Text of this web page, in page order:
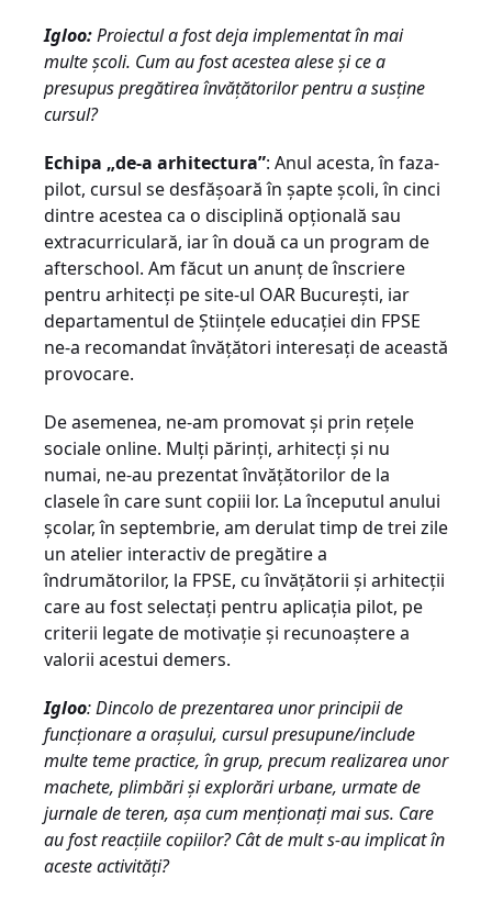
Igloo:Proiectul a fost deja implementat în mai
multe şcoli. Cum au fost acestea alese şi ce a
presupus pregătirea învăţătorilor pentru a susţine
cursul?
Echipa „de-a arhitectura”: Anul acesta, în faza-
pilot, cursul se desfăşoară în şapte şcoli, în cinci
dintre acestea ca o disciplină opţională sau
extracurriculară, iar în două ca un program de
afterschool. Am făcut un anunţ de înscriere
pentru arhitecţi pe site-ul OAR Bucureşti, iar
departamentul de Ştiinţele educaţiei din FPSE
ne-a recomandat învăţători interesaţi de această
provocare.
De asemenea, ne-am promovat şi prin reţele
sociale online. Mulţi părinţi, arhitecţi şi nu
numai, ne-au prezentat învăţătorilor de la
clasele în care sunt copiii lor. La începutul anului
şcolar, în septembrie, am derulat timp de trei zile
un atelier interactiv de pregătire a
îndrumătorilor, la FPSE, cu învăţătorii şi arhitecţii
care au fost selectaţi pentru aplicaţia pilot, pe
criterii legate de motivaţie şi recunoaştere a
valorii acestui demers.
Igloo: Dincolo de prezentarea unor principii de
funcţionare a oraşului, cursul presupune/include
multe teme practice, în grup, precum realizarea unor
machete, plimbări şi explorări urbane, urmate de
jurnale de teren, aşa cum menţionaţi mai sus. Care
au fost reacţiile copiilor? Cât de mult s-au implicat în
aceste activităţi?